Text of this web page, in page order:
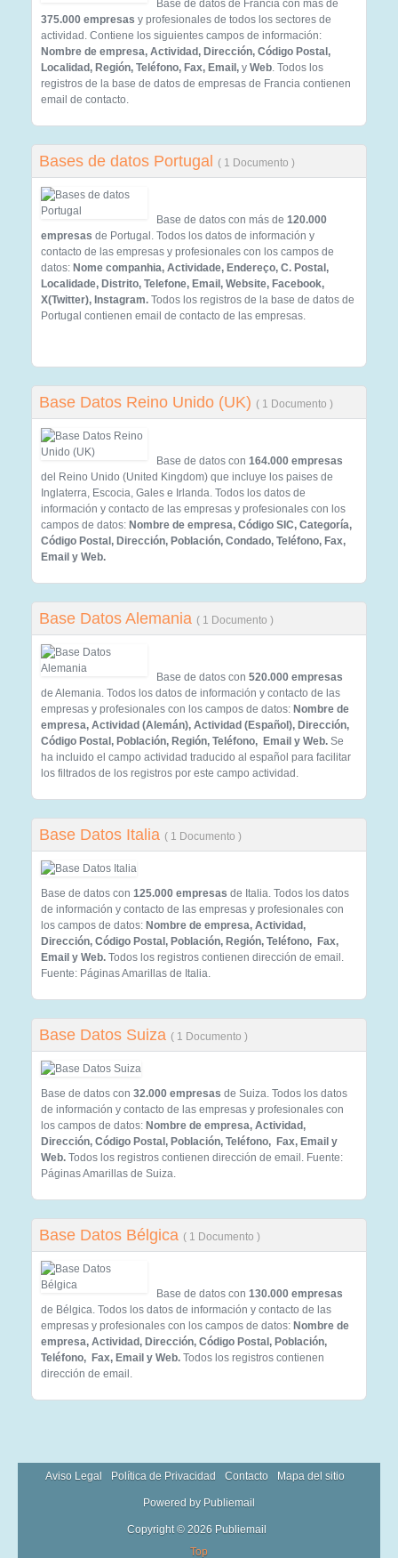
Base de datos de Francia con más de
375.000 empresas y profesionales de todos los sectores de
actividad. Contiene los siguientes campos de información:
Nombre de empresa, Actividad, Dirección, Código Postal,
Localidad, Región, Teléfono, Fax, Email, y Web. Todos los
registros de la base de datos de empresas de Francia contienen
email de contacto.
Bases de datos Portugal ( 1 Documento )
Base de datos con más de 120.000
empresas de Portugal. Todos los datos de información y
contacto de las empresas y profesionales con los campos de
datos: Nome companhia, Actividade, Endereço, C. Postal,
Localidade, Distrito, Telefone, Email, Website, Facebook,
X(Twitter), Instagram. Todos los registros de la base de datos de
Portugal contienen email de contacto de las empresas.
Base Datos Reino Unido (UK) ( 1 Documento )
Base de datos con 164.000 empresas
del Reino Unido (United Kingdom) que incluye los paises de
Inglaterra, Escocia, Gales e Irlanda. Todos los datos de
información y contacto de las empresas y profesionales con los
campos de datos: Nombre de empresa, Código SIC, Categoría,
Código Postal, Dirección, Población, Condado, Teléfono, Fax,
Email y Web.
Base Datos Alemania ( 1 Documento )
Base de datos con 520.000 empresas
de Alemania. Todos los datos de información y contacto de las
empresas y profesionales con los campos de datos: Nombre de
empresa, Actividad (Alemán), Actividad (Español), Dirección,
Código Postal, Población, Región, Teléfono, Email y Web. Se
ha incluido el campo actividad traducido al español para facilitar
los filtrados de los registros por este campo actividad.
Base Datos Italia ( 1 Documento )
Base de datos con 125.000 empresas de Italia. Todos los datos
de información y contacto de las empresas y profesionales con
los campos de datos: Nombre de empresa, Actividad,
Dirección, Código Postal, Población, Región, Teléfono, Fax,
Email y Web. Todos los registros contienen dirección de email.
Fuente: Páginas Amarillas de Italia.
Base Datos Suiza ( 1 Documento )
Base de datos con 32.000 empresas de Suiza. Todos los datos
de información y contacto de las empresas y profesionales con
los campos de datos: Nombre de empresa, Actividad,
Dirección, Código Postal, Población, Teléfono, Fax, Email y
Web. Todos los registros contienen dirección de email. Fuente:
Páginas Amarillas de Suiza.
Base Datos Bélgica ( 1 Documento )
Base de datos con 130.000 empresas
de Bélgica. Todos los datos de información y contacto de las
empresas y profesionales con los campos de datos: Nombre de
empresa, Actividad, Dirección, Código Postal, Población,
Teléfono, Fax, Email y Web. Todos los registros contienen
dirección de email.
Aviso Legal Política de Privacidad Contacto Mapa del sitio
Powered by Publiemail
Copyright © 2026 Publiemail
Top